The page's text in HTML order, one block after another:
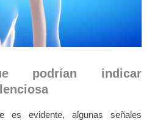
podrían indicar
es evidente, algunas señales